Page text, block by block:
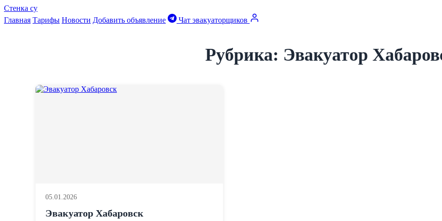
Стенка су
Главная Тарифы Новости Добавить объявление Чат эвакуаторщиков
Рубрика: Эвакуатор
05.01.2026
Эвакуатор Хабаровск